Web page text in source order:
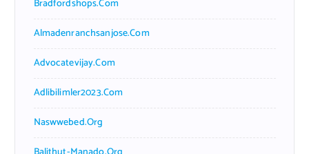
Bradfordshops.com
Almadenranchsanjose.com
Advocatevijay.com
Adlibilimler2023.com
Naswwebed.org